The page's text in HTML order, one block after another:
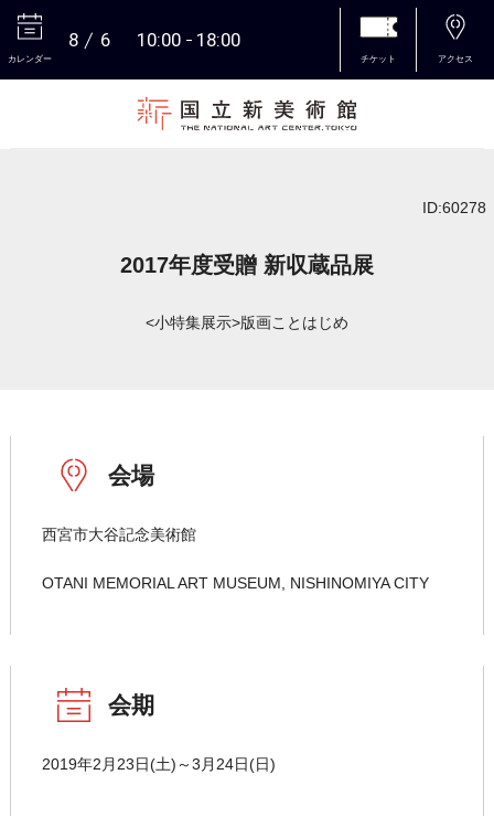
カレンダー
8 6 10:00 18:00
チケット アクセス
ID:60278
2017年度受贈 新収蔵品展
<小特集展示>版画ことはじめ
会場
西宮市大谷記念美術館
OTANI MEMORIAL ART MUSEUM, NISHINOMIYA CITY
会期
2019年2月23日(土)～3月24日(日)